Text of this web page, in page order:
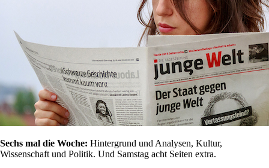
Sechs mal die Woche: Hintergrund und Analysen, Kultur,
Wissenschaft und Politik. Und Samstag acht Seiten extra.